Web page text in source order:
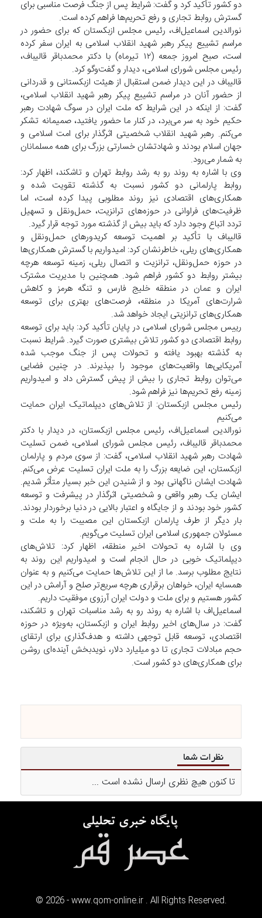
دو کشور تأکید کرد و گفت: شرایط پس از جنگ فرصت مناسبی برای
گسترش روابط تجاری و رفع تحریم‌ها فراهم کرده است.
نورالدین اسماعیل‌اف، رئیس مجلس ازبکستان که برای حضور در
مراسم تشییع پیکر رهبر شهید انقلاب اسلامی به ایران سفر کرده
است، صبح امروز جمعه (۱۲ تیرماه) با دکتر محمدباقر قالیباف،
رئیس مجلس شورای اسلامی، دیدار و گفت‌وگو کرد.
قالیباف در این دیدار ضمن استقبال از هیئت ازبکستانی و قدردانی
از حضور آنان در مراسم تشییع پیکر رهبر شهید انقلاب اسلامی،
گفت: از اینکه در این شرایط که ملت ایران در سوگ شهادت رهبر
حکیم خود به سر می‌برد، در کنار ما حضور یافتید، صمیمانه تشکر
می‌کنم. رهبر شهید انقلاب شخصیتی اثرگذار برای امت اسلامی و
جهان اسلام بودند و شهادتشان خسارتی بزرگ برای همه مسلمانان
به شمار می‌رود.
وی با اشاره به روند رو به رشد روابط تهران و تاشکند، اظهار کرد:
روابط پارلمانی دو کشور نسبت به گذشته تقویت شده و
همکاری‌های اقتصادی نیز روند مطلوبی پیدا کرده است، اما
ظرفیت‌های فراوانی در حوزه‌های ترانزیت، حمل‌ونقل و تسهیل
تردد اتباع وجود دارد که باید بیش از گذشته مورد توجه قرار گیرد.
قالیباف با تأکید بر اهمیت توسعه کریدورهای حمل‌ونقل و
همکاری‌های ریلی، خاطرنشان کرد: امیدواریم با گسترش همکاری‌ها
در حوزه حمل‌ونقل، ترانزیت و اتصال ریلی، زمینه توسعه هرچه
بیشتر روابط دو کشور فراهم شود. همچنین با مدیریت مشترک
ایران و عمان در منطقه خلیج فارس و تنگه هرمز و کاهش
شرارت‌های آمریکا در منطقه، فرصت‌های بهتری برای توسعه
همکاری‌های ترانزیتی ایجاد خواهد شد.
رییس مجلس شورای اسلامی در پایان تأکید کرد: باید برای توسعه
روابط اقتصادی دو کشور تلاش بیشتری صورت گیرد. شرایط نسبت
به گذشته بهبود یافته و تحولات پس از جنگ موجب شده
آمریکایی‌ها واقعیت‌های موجود را بپذیرند. در چنین فضایی
می‌توان روابط تجاری را بیش از پیش گسترش داد و امیدواریم
زمینه رفع تحریم‌ها نیز فراهم شود.
رئیس مجلس ازبکستان: از تلاش‌های دیپلماتیک ایران حمایت
می‌کنیم
نورالدین اسماعیل‌اف، رئیس مجلس ازبکستان، در دیدار با دکتر
محمدباقر قالیباف، رئیس مجلس شورای اسلامی، ضمن تسلیت
شهادت رهبر شهید انقلاب اسلامی، گفت: از سوی مردم و پارلمان
ازبکستان، این ضایعه بزرگ را به ملت ایران تسلیت عرض می‌کنم.
شهادت ایشان ناگهانی بود و از شنیدن این خبر بسیار متأثر شدیم.
ایشان یک رهبر واقعی و شخصیتی اثرگذار در پیشرفت و توسعه
کشور خود بودند و از جایگاه و اعتبار بالایی در دنیا برخوردار بودند.
بار دیگر از طرف پارلمان ازبکستان این مصیبت را به ملت و
مسئولان جمهوری اسلامی ایران تسلیت می‌گویم.
وی با اشاره به تحولات اخیر منطقه، اظهار کرد: تلاش‌های
دیپلماتیک خوبی در حال انجام است و امیدواریم این روند به
نتایج مطلوب برسد. ما از این تلاش‌ها حمایت می‌کنیم و به عنوان
همسایه ایران، خواهان برقراری هرچه سریع‌تر صلح و آرامش در این
کشور هستیم و برای ملت و دولت ایران آرزوی موفقیت داریم.
اسماعیل‌اف با اشاره به روند رو به رشد مناسبات تهران و تاشکند،
گفت: در سال‌های اخیر روابط ایران و ازبکستان، به‌ویژه در حوزه
اقتصادی، توسعه قابل توجهی داشته و هدف‌گذاری برای ارتقای
حجم مبادلات تجاری تا دو میلیارد دلار، نویدبخش آینده‌ای روشن
برای همکاری‌های دو کشور است.
نظرات شما
تا کنون هیچ نظری ارسال نشده است ...
© 2026- www.qom-online.ir . All Rights Reserved.